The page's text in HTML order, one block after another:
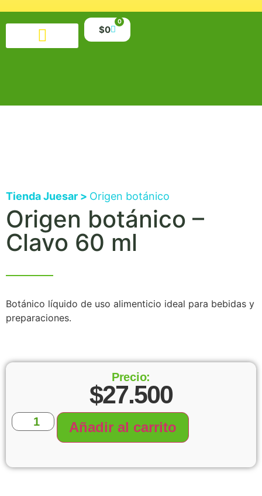
$0
0
Tienda Juesar > Origen botánico
Origen botánico –
Clavo 60 ml
Botánico líquido de uso alimenticio ideal para bebidas y
preparaciones.
Precio:
$27.500
Añadir al carrito